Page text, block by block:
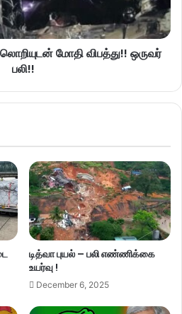
மோதி விபத்து!! ஒருவர்
பலி!!
டித்வா புயல் – பலி எண்ணிக்கை
உயர்வு !
December 6, 2025